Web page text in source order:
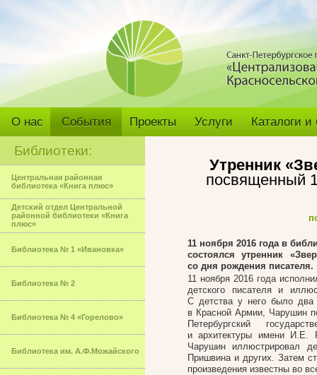
О нас События Проекты Услуги Каталоги
Библиотеки:
Центральная районная
библиотека «Книга плюс»
Детский отдел Центральной
районной библиотеки «Книга
плюс»
Библиотека № 1 «Ивановка»
Библиотека № 2
Библиотека № 4 «Горелово»
Библиотека им. А.Ф.Можайского
Утренник
посвященный
11 ноября 2016 года в
состоялся утренник
со дня рождения писателя.
11 ноября 2016 года
детского писателя и
С детства у него было два
в Красной Армии, Чарушин
Петербургский
и архитектуры имени И.Е.
Чарушин иллюстрировал
Пришвина и других. Затем
произведения известны во